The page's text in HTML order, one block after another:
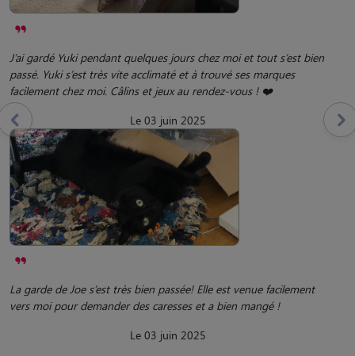
J’ai gardé Yuki pendant quelques jours chez moi et tout s’est bien
passé. Yuki s’est très vite acclimaté et à trouvé ses marques
facilement chez moi. Câlins et jeux au rendez-vous ! ❤️
Le 03 juin 2025
La garde de Joe s’est très bien passée! Elle est venue facilement
vers moi pour demander des caresses et a bien mangé !
Le 03 juin 2025